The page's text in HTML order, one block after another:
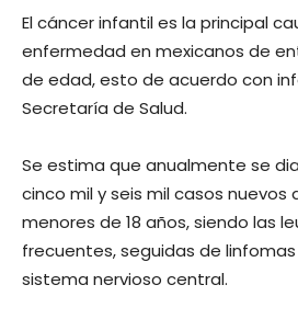
El cáncer infantil es la principal
enfermedad en mexicanos de
de edad, esto de acuerdo con
Secretaría de Salud.
Se estima que anualmente se
cinco mil y seis mil casos nuevos
menores de 18 años, siendo las
frecuentes, seguidas de
sistema nervioso central.